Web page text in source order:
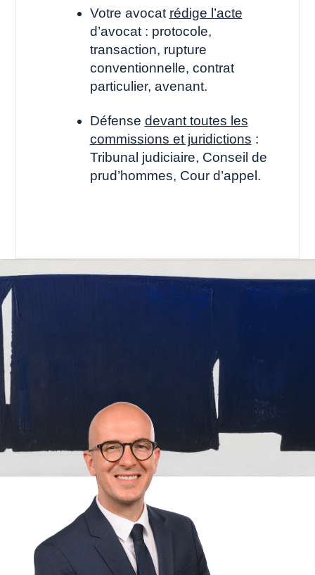
Votre avocat rédige l’acte
d’avocat : protocole,
transaction, rupture
conventionnelle, contrat
particulier, avenant.
Défense devant toutes les
commissions et juridictions :
Tribunal judiciaire, Conseil de
prud’hommes, Cour d’appel.